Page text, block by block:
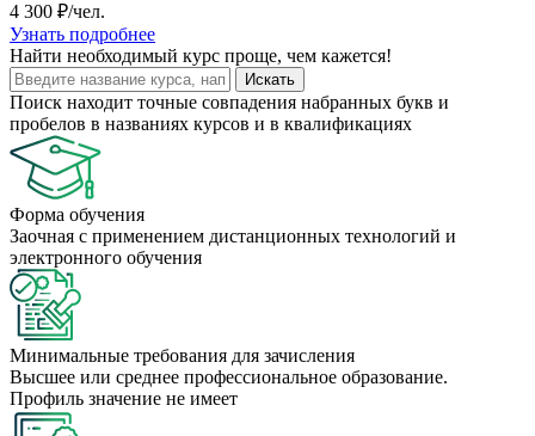
4 300 ₽/чел.
Узнать подробнее
Найти необходимый курс проще, чем кажется!
Искать
Поиск находит точные совпадения набранных букв и
пробелов в названиях курсов и в квалификациях
Форма обучения
Заочная с применением дистанционных технологий и
электронного обучения
Минимальные требования для зачисления
Высшее или среднее профессиональное образование.
Профиль значение не имеет